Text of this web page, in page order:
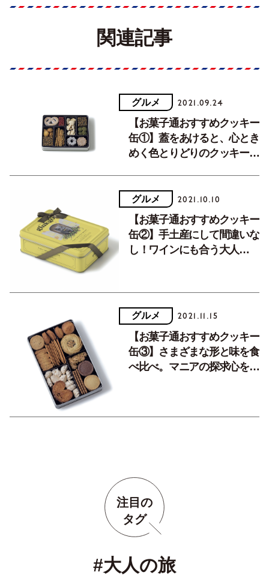
関連記事
グルメ 2021.09.24
【お菓子通おすすめクッキー
缶①】蓋をあけると、心とき
めく色とりどりのクッキーが
グルメ 2021.10.10
【お菓子通おすすめクッキー
缶②】手土産にして間違いな
し！ワインにも合う大人
グルメ 2021.11.15
【お菓子通おすすめクッキー
缶③】さまざまな形と味を食
べ比べ。マニアの探求心をそ
注目の
タグ
#大人の旅